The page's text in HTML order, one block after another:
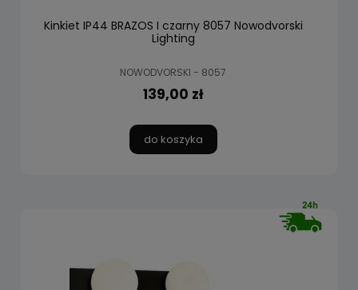
Kinkiet IP44 BRAZOS I czarny 8057 Nowodvorski
Lighting
NOWODVORSKI - 8057
139,00 zł
do koszyka